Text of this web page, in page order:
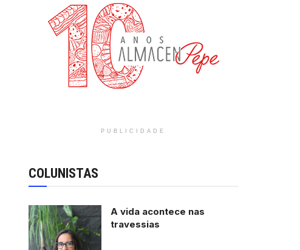
PUBLICIDADE
COLUNISTAS
A vida acontece nas
travessias